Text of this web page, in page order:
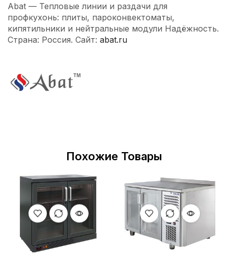
Abat — Тепловые линии и раздачи для
профкухонь: плиты, пароконвектоматы,
кипятильники и нейтральные модули Надёжность.
Страна: Россия. Сайт: abat.ru
Похожие Товары